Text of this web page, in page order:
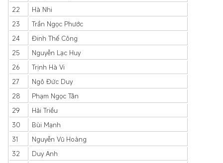
22
Hà Nhi
23
Trần Ngọc Phước
24
Đinh Thế Công
25
Nguyễn Lạc Huy
26
Trịnh Hà Vi
27
Ngô Đức Duy
28
Phạm Ngọc Tân
29
Hải Triều
30
Bùi Mạnh
31
Nguyễn Vũ Hoàng
32
Duy Anh